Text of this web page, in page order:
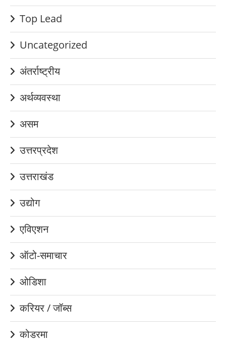
Top Lead
Uncategorized
अंतर्राष्ट्रीय
अर्थव्यवस्था
असम
उत्तरप्रदेश
उत्तराखंड
उद्योग
एविएशन
ऑटो-समाचार
ओडिशा
करियर / जॉब्स
कोडरमा